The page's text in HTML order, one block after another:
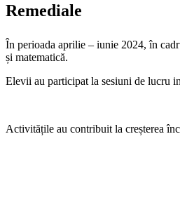
Remediale
În perioada aprilie – iunie 2024, în
și matematică.
Elevii au participat la sesiuni de lucru
Activitățile au contribuit la creșterea